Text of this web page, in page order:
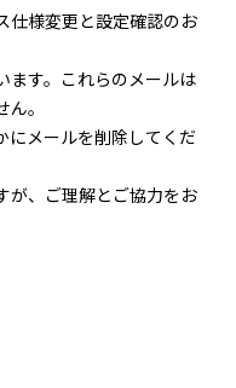
仕様変更と設定確認のお
ます。これらのメールは
。
にメールを削除してくだ
が、ご理解とご協力をお